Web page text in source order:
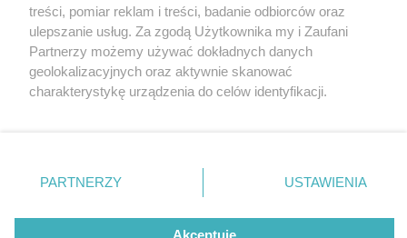
Nie zapomnij
zapoznać się z:
polityką prywatności regulamin korzystania z portali
Twojemiasto
Piekary Śląskie
Chorzów
Tarnowskie Góry
Gliwice
Skontakuj sięz nami
Kontakt
Wydawca
Redakcja
treści, pomiar reklam i treści, badanie odbiorców oraz
ulepszanie usług. Za zgodą Użytkownika my i Zaufani
Partnerzy możemy używać dokładnych danych
geolokalizacyjnych oraz aktywnie skanować
charakterystykę urządzenia do celów identyfikacji.
zmienić/wycofać klikając przycisk ustawień prywatności
znajdujący się w lewym dolnym rogu strony
rodzaje przetwarzania danych nie wymagają zgody
użytkownika, ale masz prawo sprzeciwić się takiemu
PARTNERZY USTAWIENIA
Akceptuję